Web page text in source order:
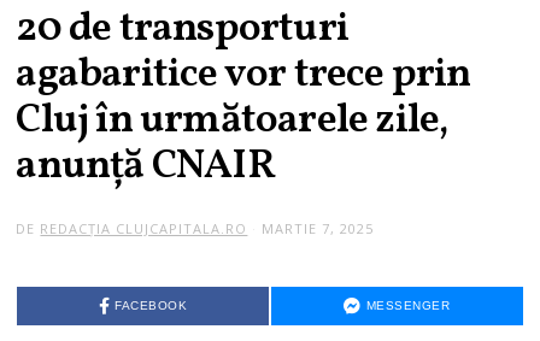
20 de transporturi
agabaritice vor trece prin
Cluj în următoarele zile,
anunță CNAIR
DE REDACȚIA CLUJCAPITALA.RO MARTIE 7, 2025
FACEBOOK MESSENGER